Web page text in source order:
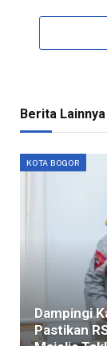
Berita Lainnya
KOTA BOGOR
Dampingi
Pastikan